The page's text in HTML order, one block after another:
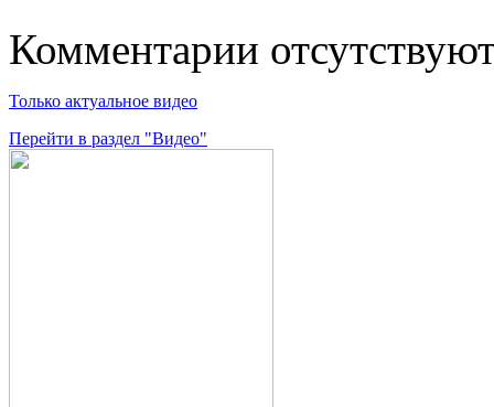
Комментарии
Только актуальное видео
Перейти в раздел "Видео"